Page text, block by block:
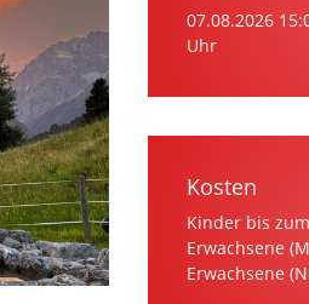
07.08.2026
Uhr
Kosten
Kinder bis
Erwachsene
Erwachsene